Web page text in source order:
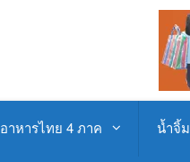
อาหารไทย 4 ภาค น้ำจิ้ม